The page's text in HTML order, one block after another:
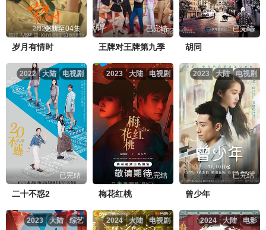
更新至04集
岁月有情时
已完结
王牌对王牌第九季
已完结
胡同
电视剧
大陆
2022
已完结
二十不惑2
电视剧
大陆
2023
已完结
梅花红桃
电视剧
大陆
2023
已完结
曾少年
综艺
大陆
2023 电视剧
大陆
2024 电影
大陆
2024